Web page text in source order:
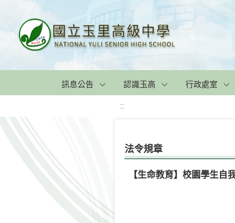
訊息公告 認識玉高 行政處室
:::
法令規章
【生命教育】校園學生自